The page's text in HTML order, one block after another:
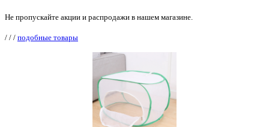
Не пропускайте акции и распродажи в нашем магазине.
/ / / подобные товары